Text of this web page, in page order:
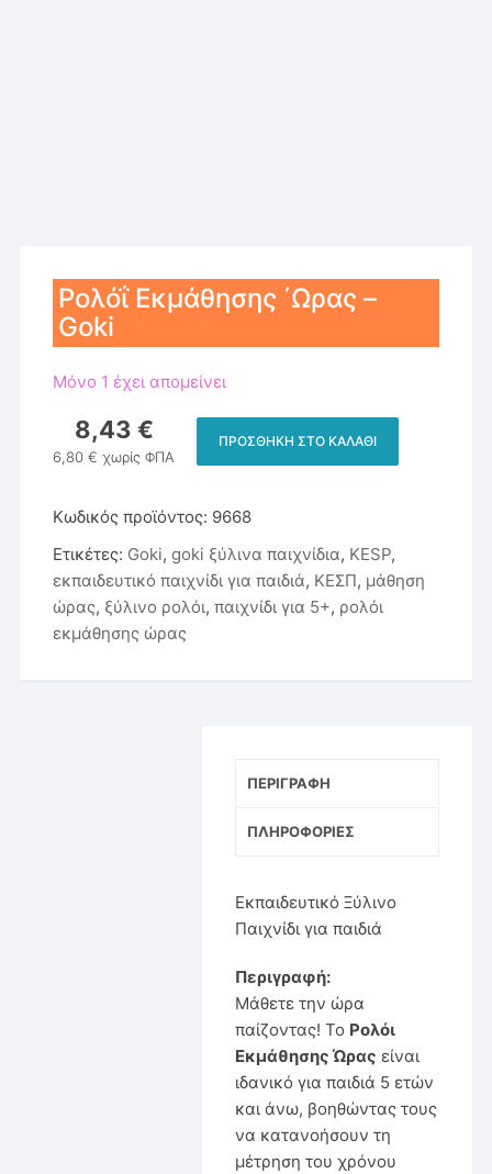
Ρολόΐ Εκμάθησης ΄Ωρας –
Goki
Μόνο 1 έχει απομείνει
8,43 €
6,80€ χωρίς ΦΠΑ
Ρολόΐ
΄Ωρας
-
Goki
ποσότητα
ΠΡΟΣΘΉΚΗ ΣΤΟ ΚΑΛΆΘΙ
Κωδικός προϊόντος: 9668
Ετικέτες: Goki,goki ξύλινα παιχνίδια, KESP,
εκπαιδευτικό παιχνίδι για παιδιά, ΚΕΣΠ, μάθηση
ώρας, ξύλινο ρολόι,παιχνίδι για 5+, ρολόι
εκμάθησης ώρας
ΠΕΡΙΓΡΑΦΉ
ΠΛΗΡΟΦΟΡΊΕΣ
Εκπαιδευτικό Ξύλινο
Παιχνίδι για παιδιά
Περιγραφή:
Μάθετε την ώρα
παίζοντας! Το Ρολόι
Εκμάθησης Ώρας είναι
ιδανικό για παιδιά 5 ετών
και άνω, βοηθώντας τους
να κατανοήσουν τη
μέτρηση του χρόνου